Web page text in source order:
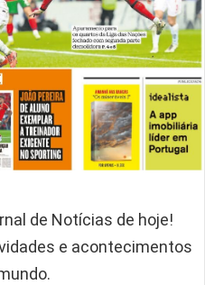
de Notícias de hoje!
e acontecimentos